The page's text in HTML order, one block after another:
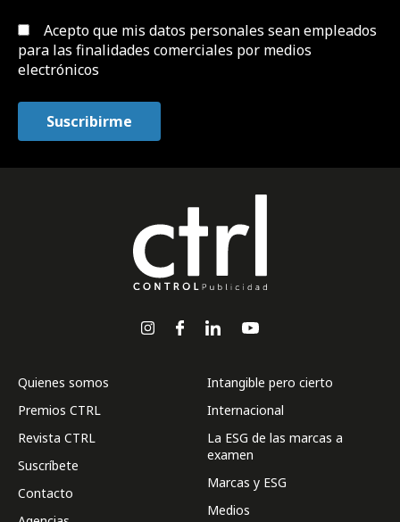
Acepto que mis datos personales sean empleados
para las finalidades comerciales por medios
electrónicos
Quienes somos
Premios CTRL
Revista CTRL
Suscríbete
Contacto
Intangible pero cierto
Internacional
La ESG de las marcas a
examen
Marcas y ESG
Medios